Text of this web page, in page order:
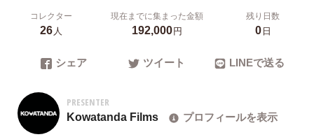
コレクター
26人
現在までに集まった金額
192,000円
残り日数
0日
シェア ツイート LINEで送る
PRESENTER
Kowatanda Films プロフィールを表示